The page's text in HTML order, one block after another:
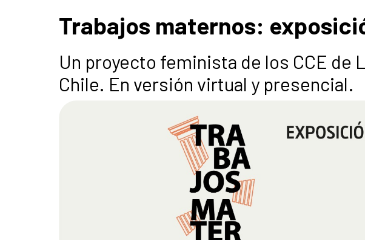
Trabajos maternos:
Un proyecto feminista de los CCE de
Chile. En versión virtual y presencial.